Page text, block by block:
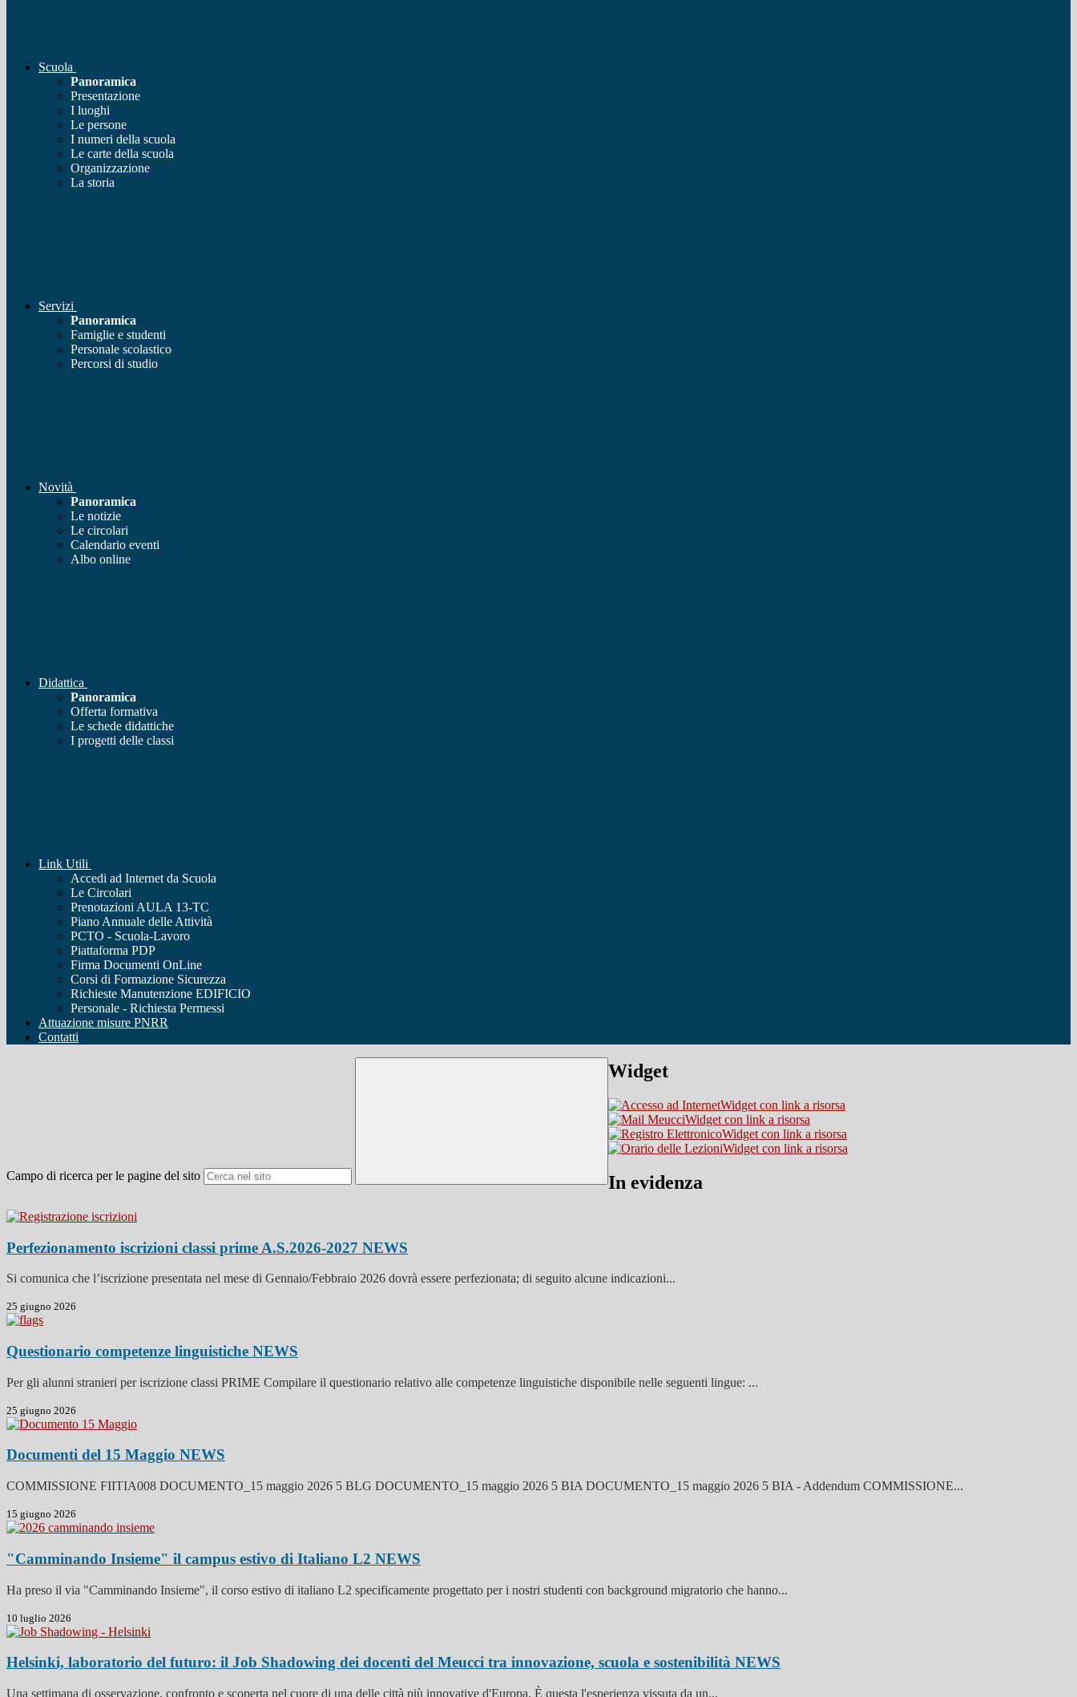
Scuola
Panoramica
Presentazione
I luoghi
Le persone
I numeri della scuola
Le carte della scuola
Organizzazione
La storia
Servizi
Panoramica
Famiglie e studenti
Personale scolastico
Percorsi di studio
Novità
Panoramica
Le notizie
Le circolari
Calendario eventi
Albo online
Didattica
Panoramica
Offerta formativa
Le schede didattiche
I progetti delle classi
Link Utili
Accedi ad Internet da Scuola
Le Circolari
Prenotazioni AULA 13-TC
Piano Annuale delle Attività
PCTO - Scuola-Lavoro
Piattaforma PDP
Firma Documenti OnLine
Corsi di Formazione Sicurezza
Richieste Manutenzione EDIFICIO
Personale - Richiesta Permessi
Attuazione misure PNRR
Contatti
Campo di ricerca per le pagine del sito
Widget
Widget con link a risorsa
Widget con link a risorsa
Widget con link a risorsa
Widget con link a risorsa
In evidenza
Perfezionamento iscrizioni classi prime A.S.2026-2027 NEWS
Si comunica che l’iscrizione presentata nel mese di Gennaio/Febbraio 2026 dovrà essere perfezionata; di seguito alcune indicazioni...
25 giugno 2026
Questionario competenze linguistiche NEWS
Per gli alunni stranieri per iscrizione classi PRIME Compilare il questionario relativo alle competenze linguistiche disponibile nelle seguenti lingue: ...
25 giugno 2026
Documenti del 15 Maggio NEWS
COMMISSIONE FIITIA008 DOCUMENTO_15 maggio 2026 5 BLG DOCUMENTO_15 maggio 2026 5 BIA DOCUMENTO_15 maggio 2026 5 BIA - Addendum COMMISSIONE...
15 giugno 2026
"Camminando Insieme" il campus estivo di Italiano L2 NEWS
Ha preso il via "Camminando Insieme", il corso estivo di italiano L2 specificamente progettato per i nostri studenti con background migratorio che hanno...
10 luglio 2026
Helsinki, laboratorio del futuro: il Job Shadowing dei docenti del Meucci tra innovazione, scuola e sostenibilità NEWS
Una settimana di osservazione, confronto e scoperta nel cuore di una delle città più innovative d'Europa. È questa l'esperienza vissuta da un...